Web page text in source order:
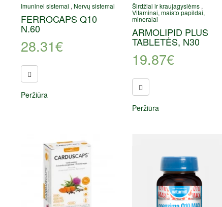
Imuninei sistemai , Nervų sistemai
FERROCAPS Q10
N.60
28.31€
Peržiūra
Širdžiai ir kraujagyslėms,
Vitaminai, maisto papildai,
mineralai
ARMOLIPID PLUS
TABLETĖS, N30
19.87€
Peržiūra